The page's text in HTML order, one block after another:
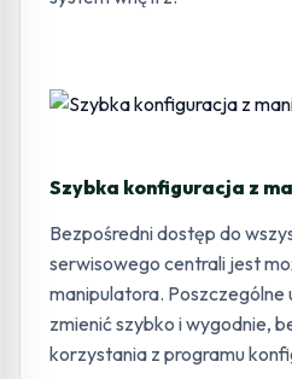
Szybka konfiguracja z
Bezpośredni dostęp do
serwisowego centrali jest
manipulatora. Poszczególne
zmienić szybko i wygodnie,
korzystania z programu